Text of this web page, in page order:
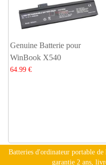
Genuine Batterie pour
WinBook X540
64.99 €
Batteries d'ordinateur portable
garantie 2 ans,